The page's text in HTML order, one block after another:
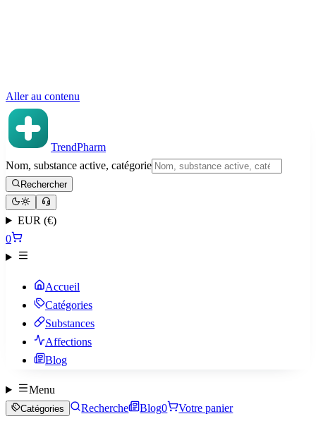
Aller au contenu
TrendPharm
Nom, substance active, catégorie
Rechercher
EUR (€)
0
Accueil
Catégories
Substances
Affections
Blog
Menu
Catégories Recherche Blog0 Votre panier